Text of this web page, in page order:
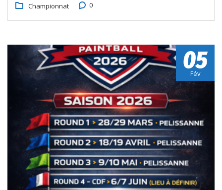
Championnat 0
05
Fév